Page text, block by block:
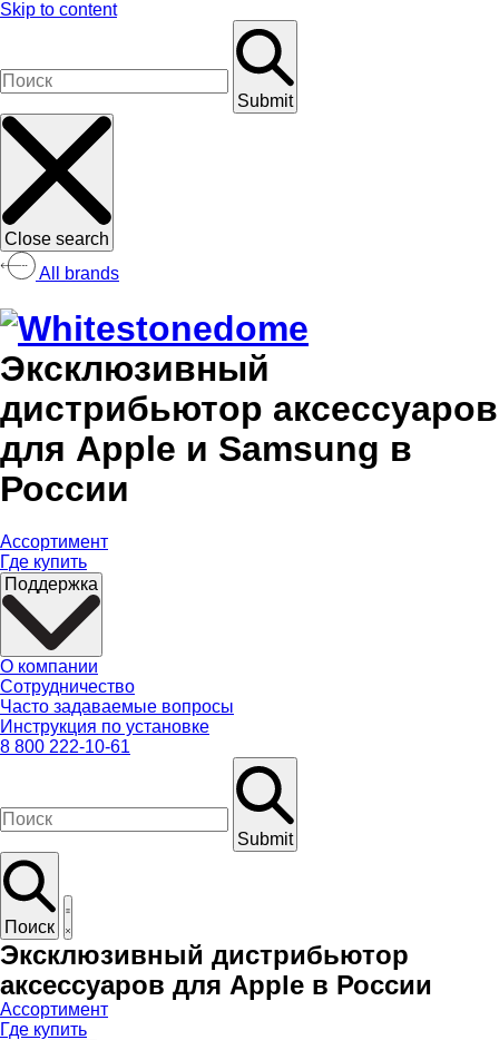
Skip to content
Submit
Close search
All brands
Эксклюзивный
дистрибьютор аксессуаров
для Apple и Samsung в
России
Ассортимент
Где купить
Поддержка
О компании
Сотрудничество
Часто задаваемые вопросы
Инструкция по установке
8 800 222-10-61
Submit
Поиск
Эксклюзивный дистрибьютор
аксессуаров для Apple в России
Ассортимент
Где купить